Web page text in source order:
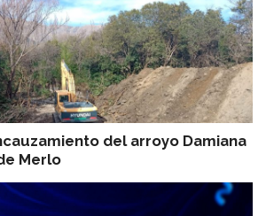
del arroyo Damiana
Merlo